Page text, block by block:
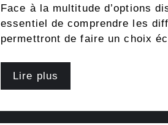
Face à la multitude d’options
essentiel de comprendre les
permettront de faire un choix
Lire plus